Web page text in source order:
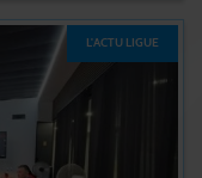
L'ACTU LIGUE